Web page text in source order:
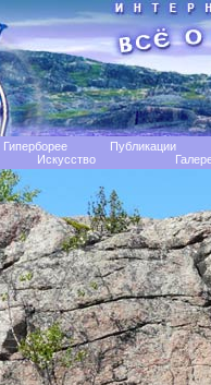
Публикации
Искусство